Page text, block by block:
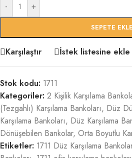
- +
SEPETE EKLE
Karşılaştır İstek listesine ekle
Stok kodu: 1711
Kategoriler: 2 Kişilik Karşılama
(Tezgahlı) Karşılama Bankoları, Düz
Karşılama Bankoları, Düz Karşılama
Dönüşebilen Bankolar, Orta Boyutlu
Etiketler: 1711 Düz Karşılama